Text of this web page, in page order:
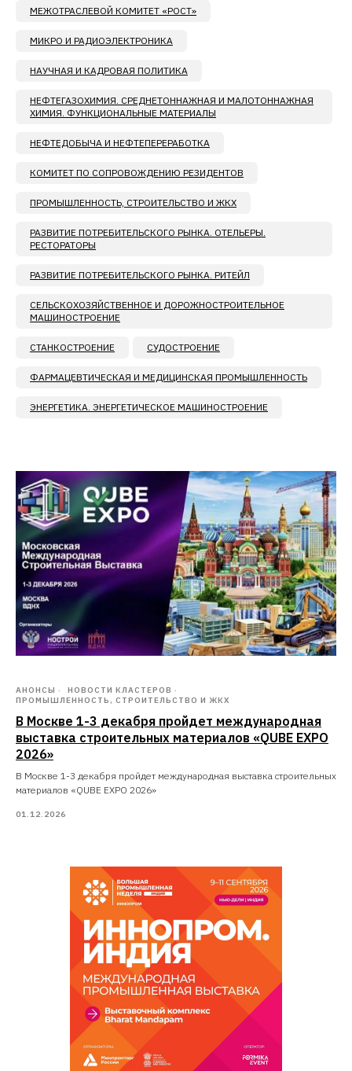
МЕЖОТРАСЛЕВОЙ КОМИТЕТ «РОСТ»
МИКРО И РАДИОЭЛЕКТРОНИКА
НАУЧНАЯ И КАДРОВАЯ ПОЛИТИКА
НЕФТЕГАЗОХИМИЯ. СРЕДНЕТОННАЖНАЯ И МАЛОТОННАЖНАЯ
ХИМИЯ. ФУНКЦИОНАЛЬНЫЕ МАТЕРИАЛЫ
НЕФТЕДОБЫЧА И НЕФТЕПЕРЕРАБОТКА
КОМИТЕТ ПО СОПРОВОЖДЕНИЮ РЕЗИДЕНТОВ
ПРОМЫШЛЕННОСТЬ, СТРОИТЕЛЬСТВО И ЖКХ
РАЗВИТИЕ ПОТРЕБИТЕЛЬСКОГО РЫНКА. ОТЕЛЬЕРЫ.
РЕСТОРАТОРЫ
РАЗВИТИЕ ПОТРЕБИТЕЛЬСКОГО РЫНКА. РИТЕЙЛ
СЕЛЬСКОХОЗЯЙСТВЕННОЕ И ДОРОЖНОСТРОИТЕЛЬНОЕ
МАШИНОСТРОЕНИЕ
СТАНКОСТРОЕНИЕ СУДОСТРОЕНИЕ
ФАРМАЦЕВТИЧЕСКАЯ И МЕДИЦИНСКАЯ ПРОМЫШЛЕННОСТЬ
ЭНЕРГЕТИКА. ЭНЕРГЕТИЧЕСКОЕ МАШИНОСТРОЕНИЕ
АНОНСЫ
НОВОСТИ КЛАСТЕРОВ
ПРОМЫШЛЕННОСТЬ, СТРОИТЕЛЬСТВО И ЖКХ
В Москве 1-3 декабря пройдет международная
выставка строительных материалов «QUBE EXPO
2026»
В Москве 1-3 декабря пройдет международная выставка строительных
материалов «QUBE EXPO 2026»
01.12.2026